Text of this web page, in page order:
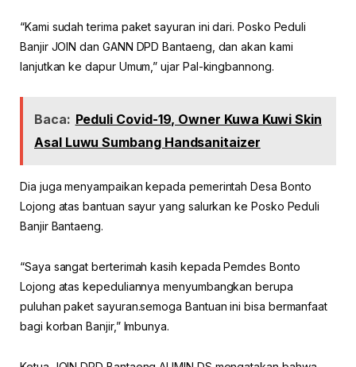
“Kami sudah terima paket sayuran ini dari. Posko Peduli
Banjir JOIN dan GANN DPD Bantaeng, dan akan kami
lanjutkan ke dapur Umum,” ujar Pal-kingbannong.
Baca: Peduli Covid-19, Owner Kuwa Kuwi Skin
Asal Luwu Sumbang Handsanitaizer
Dia juga menyampaikan kepada pemerintah Desa Bonto
Lojong atas bantuan sayur yang salurkan ke Posko Peduli
Banjir Bantaeng.
“Saya sangat berterimah kasih kepada Pemdes Bonto
Lojong atas kepeduliannya menyumbangkan berupa
puluhan paket sayuran.semoga Bantuan ini bisa bermanfaat
bagi korban Banjir,” Imbunya.